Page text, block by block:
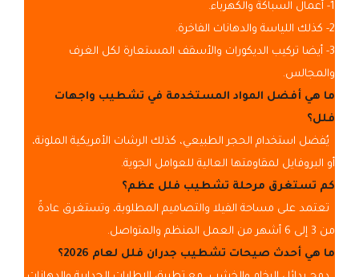
1- أعمال السباكة والكهرباء.
2- كذلك اللياسة والدهانات الفاخرة.
3- أيضا تركيب الديكورات والأسقف المستعارة لكل الغرف
والمجالس.
ما هي أفضل المواد المستخدمة في تشطيب واجهات
فلل؟
يُفضل استخدام الحجر الطبيعي، كذلك الرشات الأمريكية الملونة،
أو البروفايل لمقاومتها العالية للعوامل الجوية.
كم تستغرق مرحلة تشطيب فلل عظم؟
تعتمد على مساحة الفيلا والتصاميم المطلوبة، وتستغرق عادةً
من 3 إلى 6 أشهر من العمل المنظم والمتواصل.
ما هي أحدث صيحات تشطيب جدران فلل لعام 2026؟